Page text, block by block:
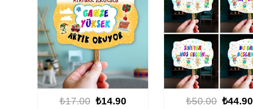
₺17.00 ₺14.90 ₺50.00 ₺44.90